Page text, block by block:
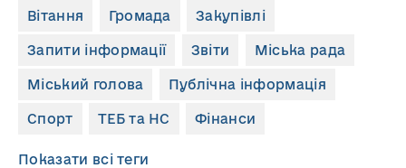
Вітання Громада Закупівлі
Запити інформації Звіти Міська рада
Міський голова Публічна інформація
Спорт ТЕБ та НС Фінанси
Показати всі теги